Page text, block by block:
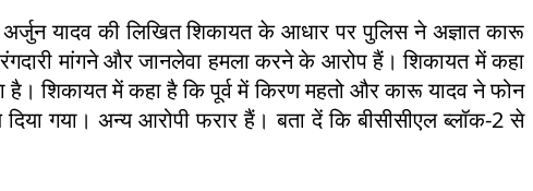
यादव की लिखित शिकायत के आधार पर पुलिस ने अज्ञात कारू
मांगने और जानलेवा हमला करने के आरोप हैं। शिकायत में कहा
शिकायत में कहा है कि पूर्व में किरण महतो और कारू यादव ने फोन
गया। अन्य आरोपी फरार हैं। बता दें कि बीसीसीएल ब्लॉक-2 से